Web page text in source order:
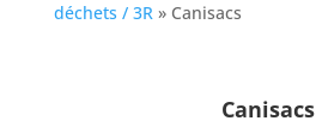
déchets / 3R» Canisacs
Canisacs